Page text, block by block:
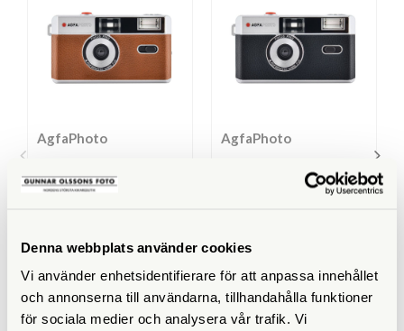
Denna webbplats använder cookies
Vi använder enhetsidentifierare för att anpassa innehållet
och annonserna till användarna, tillhandahålla funktioner
för sociala medier och analysera vår trafik. Vi
AgfaPhoto
Kamera Brun
LÄS MER
KÖP
AgfaPhoto
KÖP